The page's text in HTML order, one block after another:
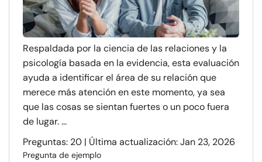
Respaldada por la ciencia de las relaciones y la
psicología basada en la evidencia, esta evaluación
ayuda a identificar el área de su relación que
merece más atención en este momento, ya sea
que las cosas se sientan fuertes o un poco fuera
de lugar. ...
Preguntas: 20 | Última actualización: Jan 23, 2026
Pregunta de ejemplo